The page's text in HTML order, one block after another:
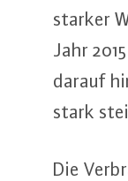
starker
Jahr
darauf
stark
Die